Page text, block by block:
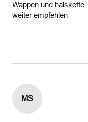
Wappen und
weiter empfehlen
MS